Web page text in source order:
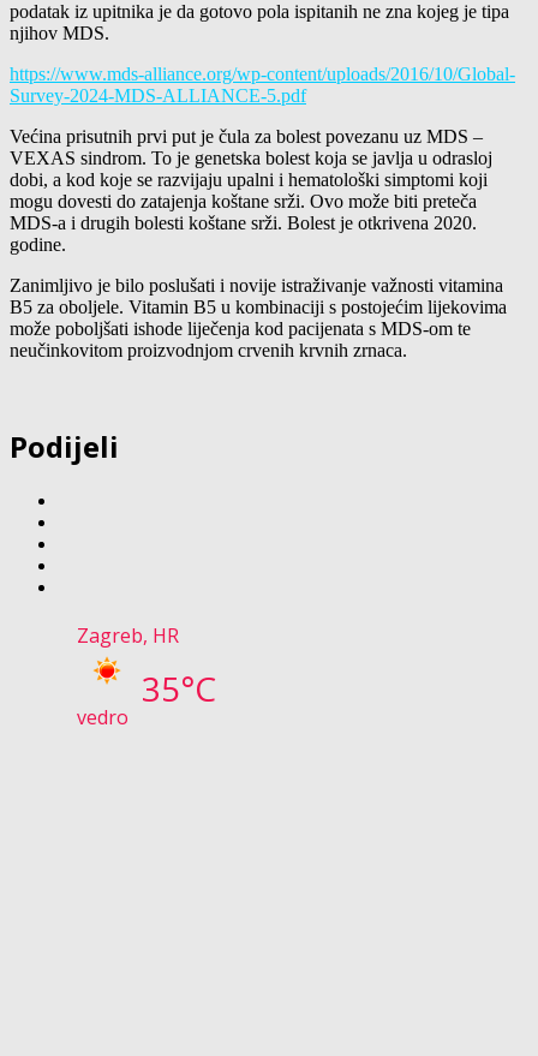
podatak iz upitnika je da gotovo pola ispitanih ne zna kojeg je tipa
njihov MDS.
https://www.mds-alliance.org/wp-content/uploads/2016/10/Global-
Survey-2024-MDS-ALLIANCE-5.pdf
Većina prisutnih prvi put je čula za bolest povezanu uz MDS –
VEXAS sindrom. To je genetska bolest koja se javlja u odrasloj
dobi, a kod koje se razvijaju upalni i hematološki simptomi koji
mogu dovesti do zatajenja koštane srži. Ovo može biti preteča
MDS-a i drugih bolesti koštane srži. Bolest je otkrivena 2020.
godine.
Zanimljivo je bilo poslušati i novije istraživanje važnosti vitamina
B5 za oboljele. Vitamin B5 u kombinaciji s postojećim lijekovima
može poboljšati ishode liječenja kod pacijenata s MDS-om te
neučinkovitom proizvodnjom crvenih krvnih zrnaca.
Podijeli
Zagreb, HR
35°C
vedro